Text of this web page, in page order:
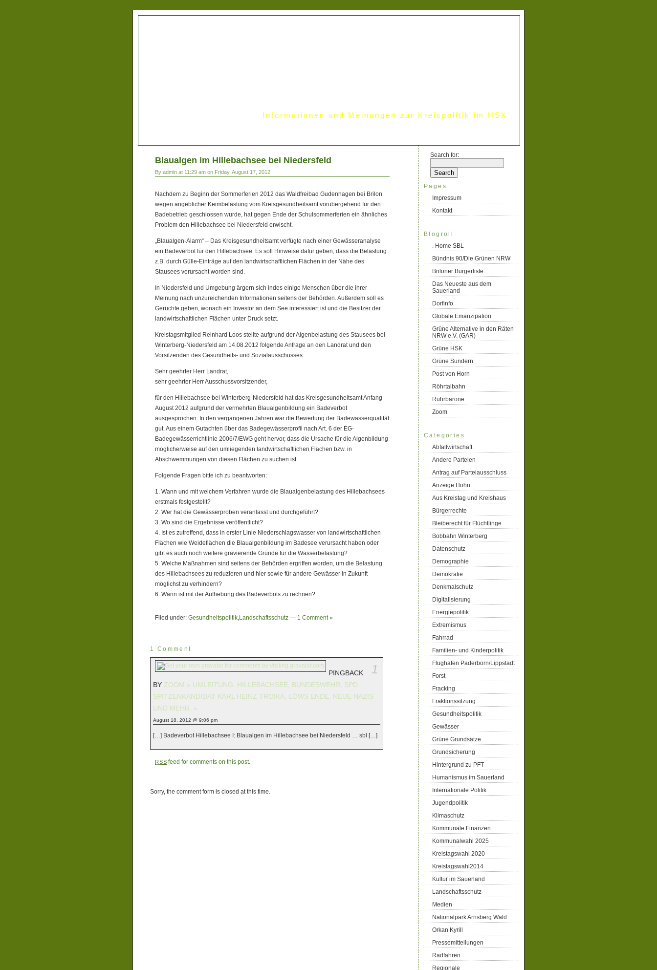
Informationen und Meinungen zur Kreispolitik im HSK
Blaualgen im Hillebachsee bei Niedersfeld
By admin at 11:29 am on Friday, August 17, 2012
Nachdem zu Beginn der Sommerferien 2012 das Waldfreibad Gudenhagen bei Brilon
wegen angeblicher Keimbelastung vom Kreisgesundheitsamt vorübergehend für den
Badebetrieb geschlossen wurde, hat gegen Ende der Schulsommerferien ein ähnliches
Problem den Hillebachsee bei Niedersfeld erwischt.
„Blaualgen-Alarm“ – Das Kreisgesundheitsamt verfügte nach einer Gewässeranalyse
ein Badeverbot für den Hillebachsee. Es soll Hinweise dafür geben, dass die Belastung
z.B. durch Gülle-Einträge auf den landwirtschaftlichen Flächen in der Nähe des
Stausees verursacht worden sind.
In Niedersfeld und Umgebung ärgern sich indes einige Menschen über die ihrer
Meinung nach unzureichenden Informationen seitens der Behörden. Außerdem soll es
Gerüchte geben, wonach ein Investor an dem See interessiert ist und die Besitzer der
landwirtschaftlichen Flächen unter Druck setzt.
Kreistagsmitglied Reinhard Loos stellte aufgrund der Algenbelastung des Stausees bei
Winterberg-Niedersfeld am 14.08.2012 folgende Anfrage an den Landrat und den
Vorsitzenden des Gesundheits- und Sozialausschusses:
Sehr geehrter Herr Landrat,
sehr geehrter Herr Ausschussvorsitzender,
für den Hillebachsee bei Winterberg-Niedersfeld hat das Kreisgesundheitsamt Anfang
August 2012 aufgrund der vermehrten Blaualgenbildung ein Badeverbot
ausgesprochen. In den vergangenen Jahren war die Bewertung der Badewasserqualität
gut. Aus einem Gutachten über das Badegewässerprofil nach Art. 6 der EG-
Badegewässerrichtlinie 2006/7/EWG geht hervor, dass die Ursache für die Algenbildung
möglicherweise auf den umliegenden landwirtschaftlichen Flächen bzw. in
Abschwemmungen von diesen Flächen zu suchen ist.
Folgende Fragen bitte ich zu beantworten:
1. Wann und mit welchem Verfahren wurde die Blaualgenbelastung des Hillebachsees
erstmals festgestellt?
2. Wer hat die Gewässerproben veranlasst und durchgeführt?
3. Wo sind die Ergebnisse veröffentlicht?
4. Ist es zutreffend, dass in erster Linie Niederschlagswasser von landwirtschaftlichen
Flächen wie Weideflächen die Blaualgenbildung im Badesee verursacht haben oder
gibt es auch noch weitere gravierende Gründe für die Wasserbelastung?
5. Welche Maßnahmen sind seitens der Behörden ergriffen worden, um die Belastung
des Hillebachsees zu reduzieren und hier sowie für andere Gewässer in Zukunft
möglichst zu verhindern?
6. Wann ist mit der Aufhebung des Badeverbots zu rechnen?
Filed under: Gesundheitspolitik,Landschaftsschutz — 1 Comment »
1 Comment
1
PINGBACK
BY ZOOM » UMLEITUNG: HILLEBACHSEE, BUNDESWEHR, SPD
SPITZENKANDIDAT KARL HEINZ TROIKA, LÖWS ENDE, NEUE NAZIS
UND MEHR. «
August 18, 2012 @ 9:06 pm
[…] Badeverbot Hillebachsee I: Blaualgen im Hillebachsee bei Niedersfeld … sbl […]
RSS feed for comments on this post.
Sorry, the comment form is closed at this time.
Search for:
Pages
Impressum
Kontakt
Blogroll
. Home SBL
Bündnis 90/Die Grünen NRW
Briloner Bürgerliste
Das Neueste aus dem
Sauerland
Dorfinfo
Globale Emanzipation
Grüne Alternative in den Räten
NRW e.V. (GAR)
Grüne HSK
Grüne Sundern
Post von Horn
Röhrtalbahn
Ruhrbarone
Zoom
Categories
Abfallwirtschaft
Andere Parteien
Antrag auf Parteiausschluss
Anzeige Höhn
Aus Kreistag und Kreishaus
Bürgerrechte
Bleiberecht für Flüchtlinge
Bobbahn Winterberg
Datenschutz
Demographie
Demokratie
Denkmalschutz
Digitalisierung
Energiepolitik
Extremismus
Fahrrad
Familien- und Kinderpolitik
Flughafen Paderborn/Lippstadt
Forst
Fracking
Fraktionssitzung
Gesundheitspolitik
Gewässer
Grüne Grundsätze
Grundsicherung
Hintergrund zu PFT
Humanismus im Sauerland
Internationale Politik
Jugendpolitik
Klimaschutz
Kommunale Finanzen
Kommunalwahl 2025
Kreistagswahl 2020
Kreistagswahl2014
Kultur im Sauerland
Landschaftsschutz
Medien
Nationalpark Arnsberg Wald
Orkan Kyrill
Pressemitteilungen
Radfahren
Regionale